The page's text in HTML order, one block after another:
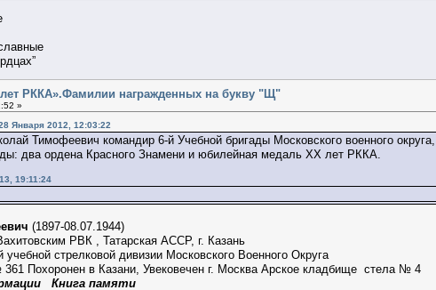
РККА».Фамилии награжденных на букву "Щ"
»
Января 2012, 12:03:22
Тимофеевич командир 6-й Учебной бригады Московского военного
два ордена Красного Знамени и юбилейная медаль ХХ лет РККА.
19:11:24
(1897-08.07.1944)
РВК , Татарская АССР, г. Казань
стрелковой дивизии Московского Военного Округа
Похоронен в Казани, Увековечен г. Москва Арское кладбище стела № 4
Книга памяти